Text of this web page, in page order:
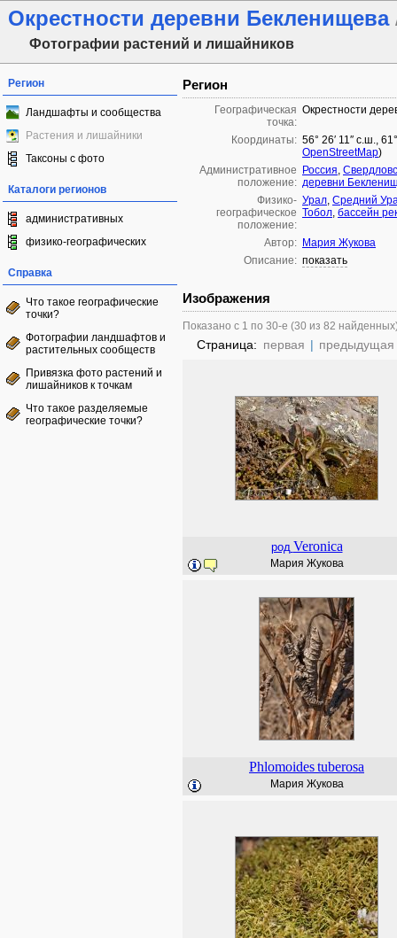
Окрестности деревни Бекленищева
Фотографии растений и лишайников
Регион
Ландшафты и сообщества
Растения и лишайники
Таксоны с фото
Каталоги регионов
административных
физико-географических
Справка
Что такое географические
точки?
Фотографии ландшафтов и
растительных сообществ
Привязка фото растений и
лишайников к точкам
Что такое разделяемые
географические точки?
Регион
Географическая
точка:
Окрестности
Координаты: 56° 26′ 11″ с.ш.,
OpenStreetMap)
Административное
положение:
Россия,
деревни
Физико-
географическое
положение:
Урал, Средний
Тобол, бассейн
Автор: Мария Жукова
Описание: показать
Изображения
Показано с 1 по 30-е (30 из 82
Страница: первая | предыдущая
род Veronica
Мария Жукова
Phlomoidestuberosa
Мария Жукова